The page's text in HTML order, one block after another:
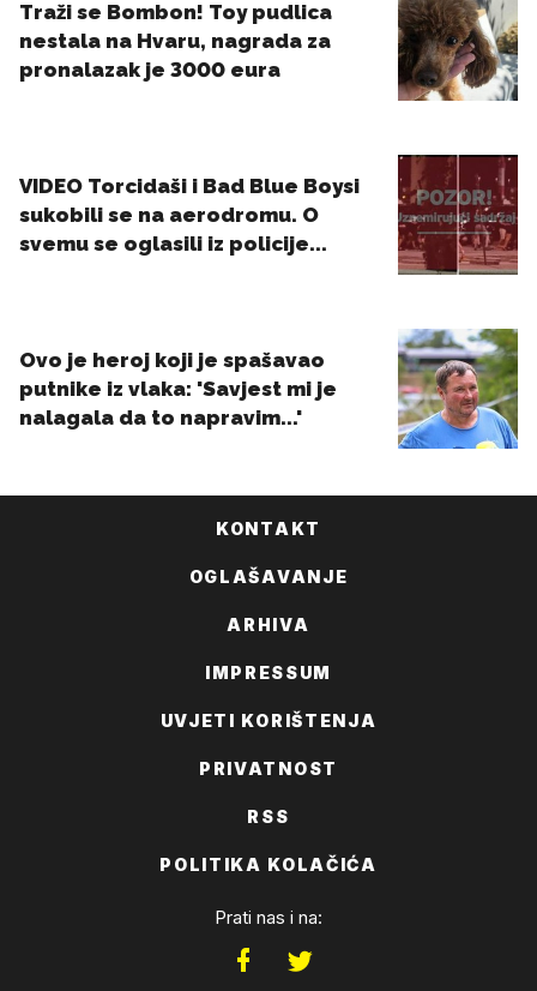
KONTAKT
OGLAŠAVANJE
ARHIVA
IMPRESSUM
UVJETI KORIŠTENJA
PRIVATNOST
RSS
POLITIKA KOLAČIĆA
Prati nas i na: